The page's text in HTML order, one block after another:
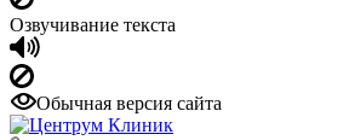
Озвучивание текста
Обычная версия сайта